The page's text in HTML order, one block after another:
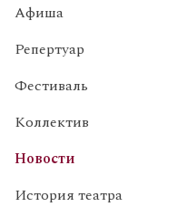
Афиша
Репертуар
Фестиваль
Коллектив
Новости
История театра